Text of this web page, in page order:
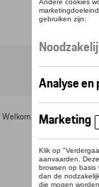
Welkom >Voor u >